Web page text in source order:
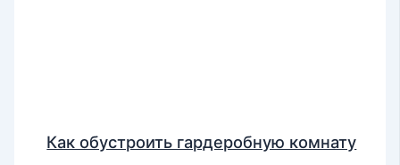
Как обустроить гардеробную комнату